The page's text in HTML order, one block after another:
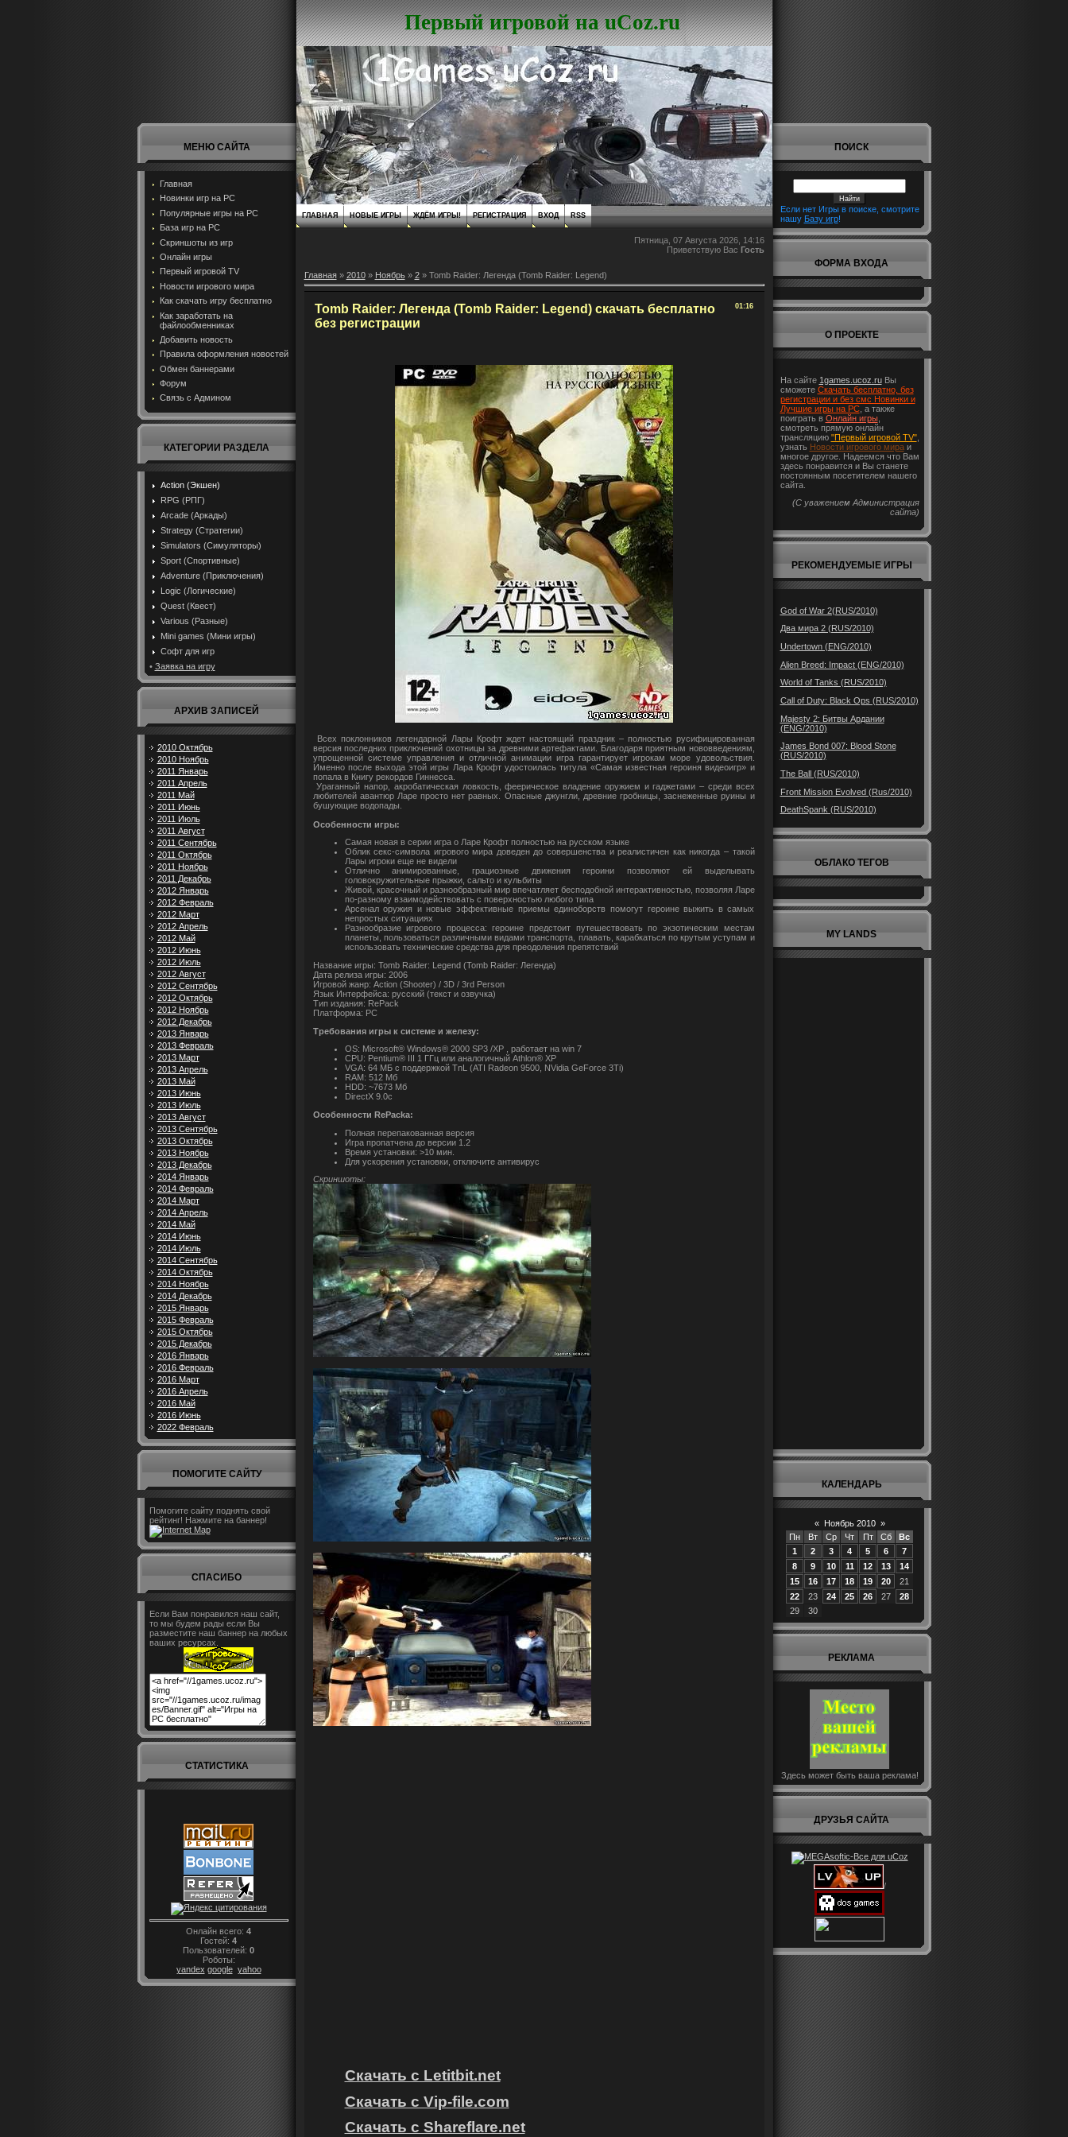
МЕНЮ САЙТА
Главная
Новинки игр на PC
Популярные игры на PC
База игр на РС
Скриншоты из игр
Онлайн игры
Первый игровой TV
Новости игрового мира
Как скачать игру бесплатно
Как заработать на
файлообменниках
Добавить новость
Правила оформления новостей
Обмен баннерами
Форум
Связь с Админом
КАТЕГОРИИ РАЗДЕЛА
Action (Экшен)
RPG (РПГ)
Arcade (Аркады)
Strategy (Стратегии)
Simulators (Симуляторы)
Sport (Спортивные)
Adventure (Приключения)
Logic (Логические)
Quest (Квест)
Various (Разные)
Mini games (Мини игры)
Софт для игр
• Заявка на игру
АРХИВ ЗАПИСЕЙ
2010 Октябрь
2010 Ноябрь
2011 Январь
2011 Апрель
2011 Май
2011 Июнь
2011 Июль
2011 Август
2011 Сентябрь
2011 Октябрь
2011 Ноябрь
2011 Декабрь
2012 Январь
2012 Февраль
2012 Март
2012 Апрель
2012 Май
2012 Июнь
2012 Июль
2012 Август
2012 Сентябрь
2012 Октябрь
2012 Ноябрь
2012 Декабрь
2013 Январь
2013 Февраль
2013 Март
2013 Апрель
2013 Май
2013 Июнь
2013 Июль
2013 Август
2013 Сентябрь
2013 Октябрь
2013 Ноябрь
2013 Декабрь
2014 Январь
2014 Февраль
2014 Март
2014 Апрель
2014 Май
2014 Июнь
2014 Июль
2014 Сентябрь
2014 Октябрь
2014 Ноябрь
2014 Декабрь
2015 Январь
2015 Февраль
2015 Октябрь
2015 Декабрь
2016 Январь
2016 Февраль
2016 Март
2016 Апрель
2016 Май
2016 Июнь
2022 Февраль
ПОМОГИТЕ САЙТУ
Помогите сайту поднять свой
рейтинг! Нажмите на баннер!
СПАСИБО
Если Вам понравился наш сайт,
то мы будем рады если Вы
разместите наш баннер на любых
ваших ресурсах.
СТАТИСТИКА
Онлайн всего: 4
Гостей: 4
Пользователей: 0
Роботы:
yandex google yahoo
Первый игровой на uCoz.ru
ГЛАВНАЯ НОВЫЕ ИГРЫ ЖДЁМ ИГРЫ! РЕГИСТРАЦИЯ ВХОД RSS
Пятница, 07 Августа 2026, 14:16
Приветствую Вас Гость
Главная» 2010 » Ноябрь » 2» Tomb Raider: Легенда (Tomb Raider: Legend)
01:16
Tomb Raider: Легенда (Tomb Raider: Legend) скачать бесплатно
без регистрации
Всех поклонников легендарной Лары Крофт ждет настоящий праздник – полностью русифицированная
версия последних приключений охотницы за древними артефактами. Благодаря приятным нововведениям,
упрощенной системе управления и отличной анимации игра гарантирует игрокам море удовольствия.
Именно после выхода этой игры Лара Крофт удостоилась титула «Самая известная героиня видеоигр» и
попала в Книгу рекордов Гиннесса.
Ураганный напор, акробатическая ловкость, феерическое владение оружием и гаджетами – среди всех
любителей авантюр Ларе просто нет равных. Опасные джунгли, древние гробницы, заснеженные руины и
бушующие водопады.
Особенности игры:
Самая новая в серии игра о Ларе Крофт полностью на русском языке
Облик секс-символа игрового мира доведен до совершенства и реалистичен как никогда – такой
Лары игроки еще не видели
Отлично анимированные, грациозные движения героини позволяют ей выделывать
головокружительные прыжки, сальто и кульбиты
Живой, красочный и разнообразный мир впечатляет бесподобной интерактивностью, позволяя Ларе
по-разному взаимодействовать с поверхностью любого типа
Арсенал оружия и новые эффективные приемы единоборств помогут героине выжить в самых
непростых ситуациях
Разнообразие игрового процесса: героине предстоит путешествовать по экзотическим местам
планеты, пользоваться различными видами транспорта, плавать, карабкаться по крутым уступам и
использовать технические средства для преодоления препятствий
Название игры: Tomb Raider: Legend (Tomb Raider: Легенда)
Дата релиза игры: 2006
Игровой жанр: Action (Shooter) / 3D / 3rd Person
Язык Интерфейса: русский (текст и озвучка)
Тип издания: RePack
Платформа: PC
Требования игры к системе и железу:
OS: Microsoft® Windows® 2000 SP3 /XP , работает на win 7
CPU: Pentium® III 1 ГГц или аналогичный Athlon® ХР
VGA: 64 МБ с поддержкой TnL (ATI Radeon 9500, NVidia GeForce 3Ti)
RAM: 512 Мб
HDD: ~7673 Мб
DirectX 9.0с
Особенности RePacka:
Полная перепакованная версия
Игра пропатчена до версии 1.2
Время установки: >10 мин.
Для ускорения установки, отключите антивирус
Скриншоты:
Скачать с Letitbit.net
Скачать с Vip-file.com
Скачать с Shareflare.net
ПОИСК
Если нет Игры в поиске, смотрите
нашу Базу игр!
ФОРМА ВХОДА
О ПРОЕКТЕ
На сайте 1games.ucoz.ruВы
сможете Скачать бесплатно, без
регистрации и без смс Новинки и
Лучшие игры на PC, а также
поиграть в Онлайн игры,
смотреть прямую онлайн
трансляцию "Первый игровой TV",
узнать Новости игрового мираи
многое другое. Надеемся что Вам
здесь понравится и Вы станете
постоянным посетителем нашего
сайта.
(С уважением Администрация
сайта)
РЕКОМЕНДУЕМЫЕ ИГРЫ
God of War 2(RUS/2010)
Два мира 2 (RUS/2010)
Undertown (ENG/2010)
Alien Breed: Impact (ENG/2010)
World of Tanks (RUS/2010)
Call of Duty: Black Ops (RUS/2010)
Majesty 2: Битвы Ардании
(ENG/2010)
James Bond 007: Blood Stone
(RUS/2010)
The Ball (RUS/2010)
Front Mission Evolved (Rus/2010)
DeathSpank (RUS/2010)
ОБЛАКО ТЕГОВ
MY LANDS
КАЛЕНДАРЬ
« Ноябрь 2010 »
Пн
Вт Ср Чт Пт Сб
Вс
1
2 3 4 5 6
7
8
9 10 11 12 13
14
15
16 17 18 19 20
21
22
23 24 25 26 27
28
29
30
РЕКЛАМА
Здесь может быть ваша реклама!
ДРУЗЬЯ САЙТА
/